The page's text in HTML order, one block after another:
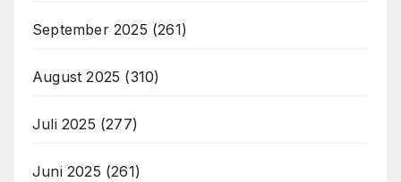
September 2025 (261)
August 2025 (310)
Juli 2025 (277)
Juni 2025 (261)